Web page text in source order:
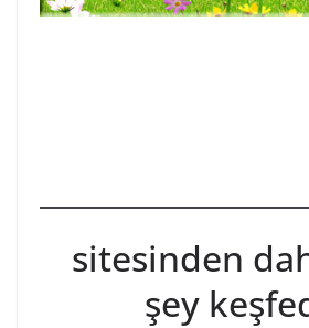
sitesinden
şey